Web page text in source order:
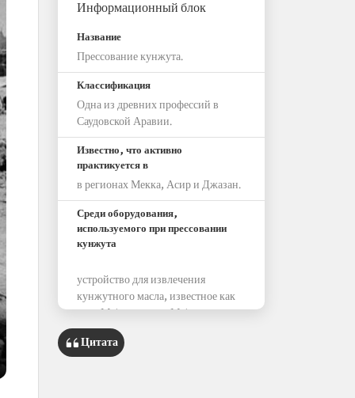
Информационный блок
Название
Прессование кунжута.
Классификация
Одна из древних профессий в
Саудовской Аравии.
Известно, что активно
практикуется в
в регионах Мекка, Асир и Джазан.
Среди оборудования,
используемого при прессовании
кунжута
устройство для извлечения
кунжутного масла, известное как
«аль-Ма‘сара» или «Ма‘сарат аль-
джульджулян»
древесина и камни, полученные из
Цитата